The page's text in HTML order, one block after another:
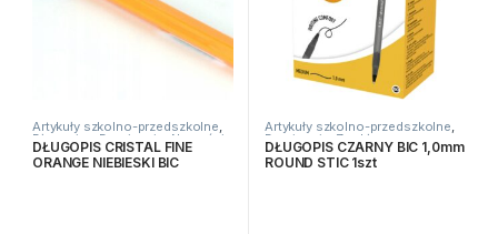
Artykuły szkolno-przedszkolne,
Długopisy,Do pisania ,Nowości
Zwykłe
DŁUGOPIS CRISTAL FINE
ORANGE NIEBIESKI BIC
Artykuły szkolno-przedszkolne,
Do pisania, Zwykłe
DŁUGOPIS CZARNY BIC 1,0mm
ROUND STIC 1szt